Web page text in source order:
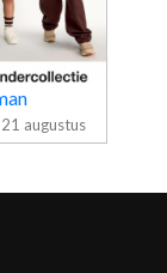
augustus